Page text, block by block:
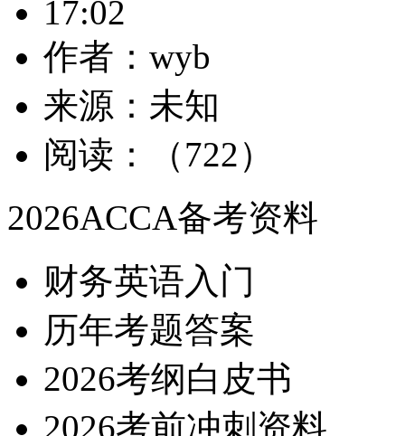
17:02
作者：wyb
来源：未知
阅读：（722）
2026ACCA备考资料
财务英语入门
历年考题答案
2026考纲白皮书
2026考前冲刺资料